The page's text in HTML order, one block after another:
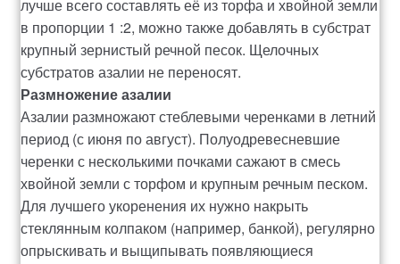
лучше всего составлять её из торфа и хвойной земли
в пропорции 1 :2, можно также добавлять в субстрат
крупный зернистый речной песок. Щелочных
субстратов азалии не переносят.
Размножение азалии
Азалии размножают стеблевыми черенками в летний
период (с июня по август). Полуодревесневшие
черенки с несколькими почками сажают в смесь
хвойной земли с торфом и крупным речным песком.
Для лучшего укоренения их нужно накрыть
стеклянным колпаком (например, банкой), регулярно
опрыскивать и выщипывать появляющиеся